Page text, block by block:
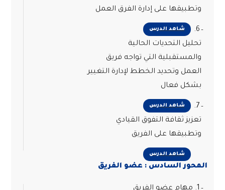
وتطبيقها على إدارة الفرق العمل
شاهد الدرس
6.
تحليل التحديات الحالية
والمستقبلية التي تواجه فريق
العمل وتحديد الخطط لإدارة التغيير
بشكل فعال
شاهد الدرس
7.
تعزيز ثقافة التفوق القيادي
وتطبيقها على الفريق
شاهد الدرس
المحور السادس : عضو الفريق